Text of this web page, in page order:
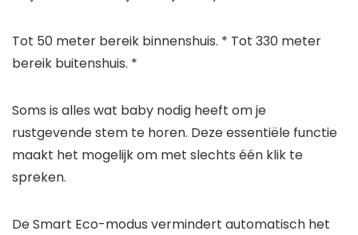
Tot 50 meter bereik binnenshuis. * Tot 330 meter
bereik buitenshuis. *
Soms is alles wat baby nodig heeft om je
rustgevende stem te horen. Deze essentiële functie
maakt het mogelijk om met slechts één klik te
spreken.
De Smart Eco-modus vermindert automatisch het